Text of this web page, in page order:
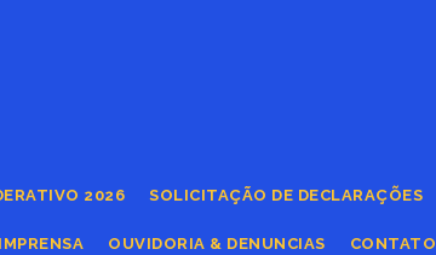
2026 SOLICITAÇÃO DE DECLARAÇÕES
IMPRENSA OUVIDORIA & DENUNCIAS CONTATO